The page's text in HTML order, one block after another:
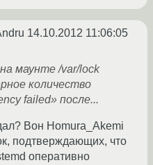
14.10.2012 11:06:05
маунте /var/lock
количество
failed» после...
Вон Homura_Akemi
подтверждающих, что
оперативно